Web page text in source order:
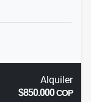
Alquiler
$850.000COP